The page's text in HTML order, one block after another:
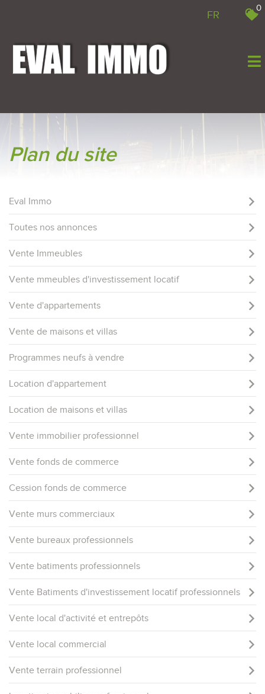
FR
0
plan du site
Eval Immo
Toutes nos annonces
Vente Immeubles
Vente mmeubles d'investissement locatif
Vente d'appartements
Vente de maisons et villas
Programmes neufs à vendre
Location d'appartement
Location de maisons et villas
Vente immobilier professionnel
Vente fonds de commerce
Cession fonds de commerce
Vente murs commerciaux
Vente bureaux professionnels
Vente batiments professionnels
Vente Batiments d'investissement locatif professionnels
Vente local d'activité et entrepôts
Vente local commercial
Vente terrain professionnel